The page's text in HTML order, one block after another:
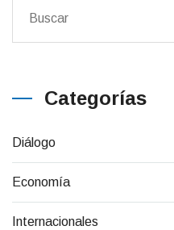
Categorías
Diálogo
Economía
Internacionales